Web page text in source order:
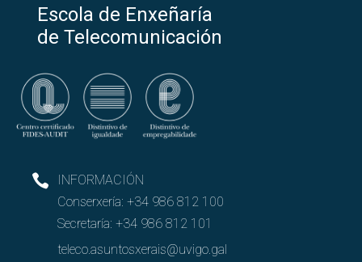
Escola de Enxeñaría
de Telecomunicación
INFORMACIÓN
Conserxería: +34 986 812 100
Secretaría: +34 986 812 101
teleco.asuntosxerais@uvigo.gal